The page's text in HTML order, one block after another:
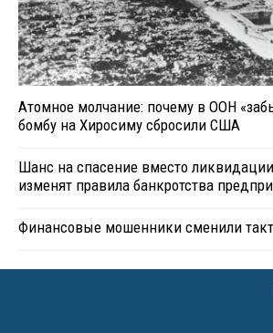
Атомное молчание: почему в ООН
бомбу на Хиросиму сбросили США
Шанс на спасение вместо
изменят правила банкротства
Финансовые мошенники сменили